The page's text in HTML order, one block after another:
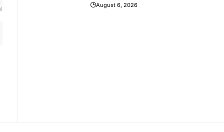
August 6, 2026